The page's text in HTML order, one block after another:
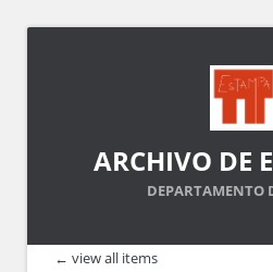
ARCHIVO DE
DEPARTAMENTO
← view all items